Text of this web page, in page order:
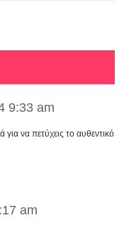
9:33 am
να πετύχεις το αυθεντικό
am